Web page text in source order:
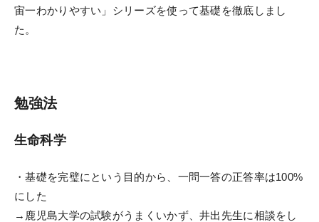
宙一わかりやすい」シリーズを使って基礎を徹底しまし
た。
勉強法
生命科学
・基礎を完璧にという目的から、一問一答の正答率は100%
にした
→鹿児島大学の試験がうまくいかず、井出先生に相談をし